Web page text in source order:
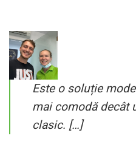
Este o soluție
mai comodă decât
clasic. […]